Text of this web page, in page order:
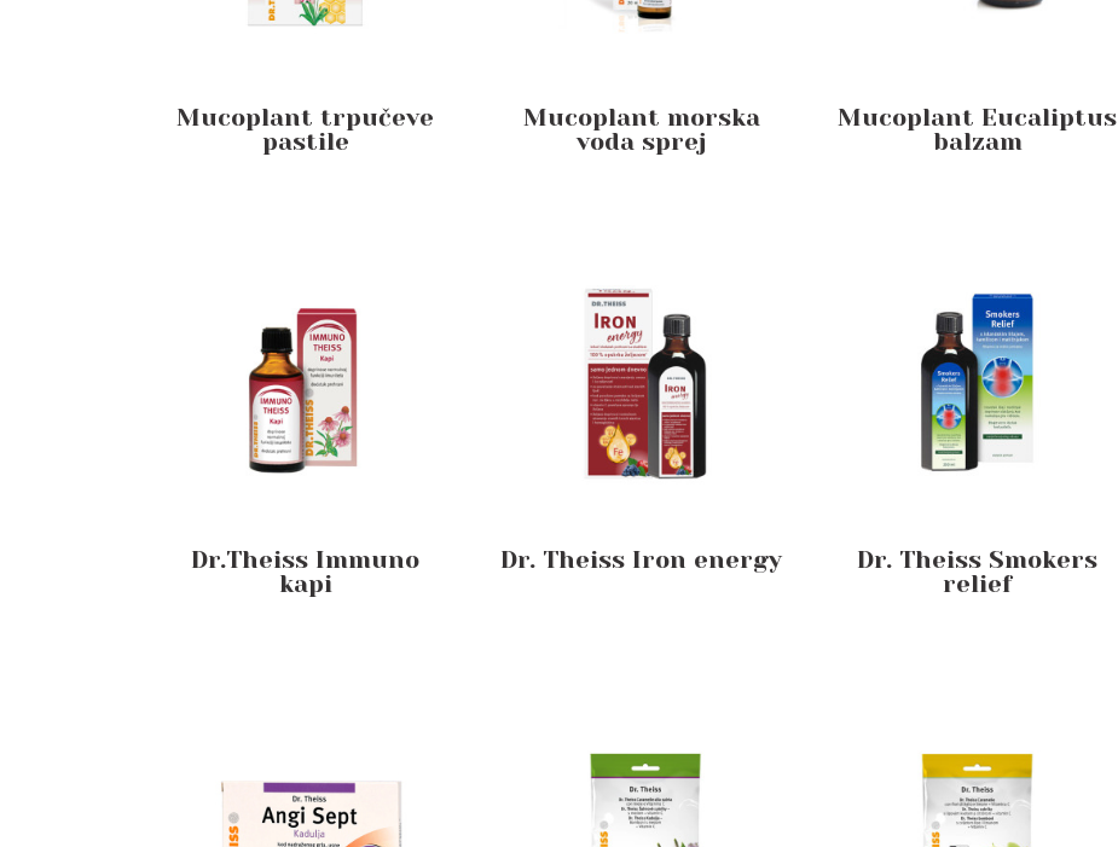
Mucoplant trpučeve
pastile
Mucoplant morska
voda sprej
Mucoplant Eucaliptus
balzam
Dr.Theiss Immuno
kapi
Dr. Theiss Iron energy
Dr. Theiss Smokers
relief